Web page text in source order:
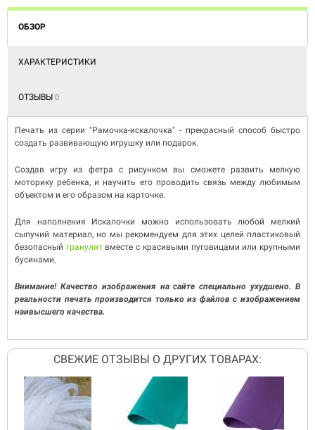
ОБЗОР
ХАРАКТЕРИСТИКИ
ОТЗЫВЫ 0
Печать из серии "Рамочка-искалочка" - прекрасный способ быстро
создать развивающую игрушку или подарок.
Создав игру из фетра с рисунком вы сможете развить мелкую
моторику ребенка, и научить его проводить связь между любимым
объектом и его образом на карточке.
Для наполнения Искалочки можно использовать любой мелкий
сыпучий материал, но мы рекомендуем для этих целей пластиковый
безопасный гранулятвместе с красивыми пуговицами или крупными
бусинами.
Внимание! Качество изображения на сайте специально ухудшено. В
реальности печать производится только из файлов с изображением
наивысшего качества.
СВЕЖИЕ ОТЗЫВЫ О ДРУГИХ ТОВАРАХ: